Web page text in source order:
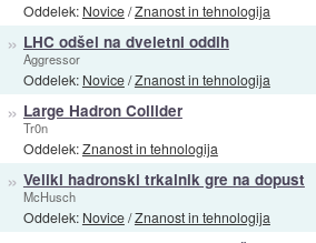
Oddelek: Novice/Znanost in tehnologija
» LHC odšel na dveletni oddih
Aggressor
Oddelek: Novice/Znanost in tehnologija
» Large Hadron Collider
Tr0n
Oddelek:Znanost in tehnologija
» Veliki hadronski trkalnik gre na dopust
McHusch
Oddelek: Novice/Znanost in tehnologija